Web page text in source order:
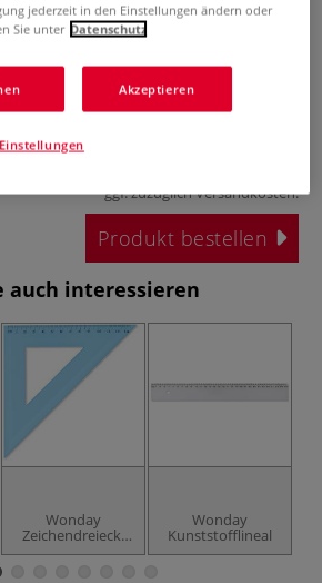
, aus transparenten Kunststoff,
ggf. zuzüglichVersandkosten.
Produkt bestellen
auch interessieren
Wonday
Zeichendreieck,
blau-transparent
Wonday
Kunststofflineal
jederzeit in den Einstellungen ändern oder
Sie unter Datenschutz
Akzeptieren
Einstellungen